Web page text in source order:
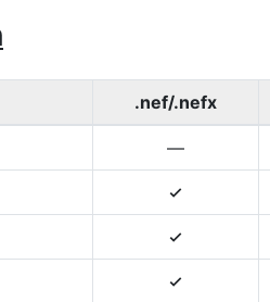
.nef/.nefx
—
4
4
4